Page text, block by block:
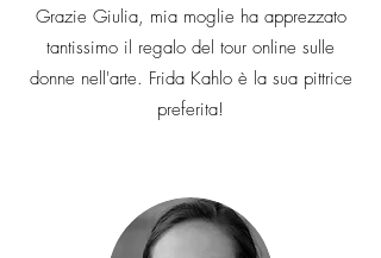
Grazie Giulia, mia moglie ha apprezzato
tantissimo il regalo del tour online sulle
donne nell'arte. Frida Kahlo è la sua pittrice
preferita!